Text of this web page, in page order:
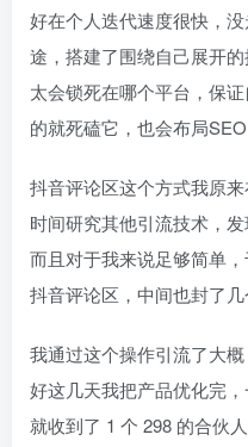
好在个人迭代速度很快，
途，搭建了围绕自己展开
太会锁死在哪个平台，保
的就死磕它，也会布局SEO
抖音评论区这个方式我原
时间研究其他引流技术，
而且对于我来说足够简单
抖音评论区，中间也封了几
我通过这个操作引流了大
好这几天我把产品优化完
就收到了 1 个 298 的合伙